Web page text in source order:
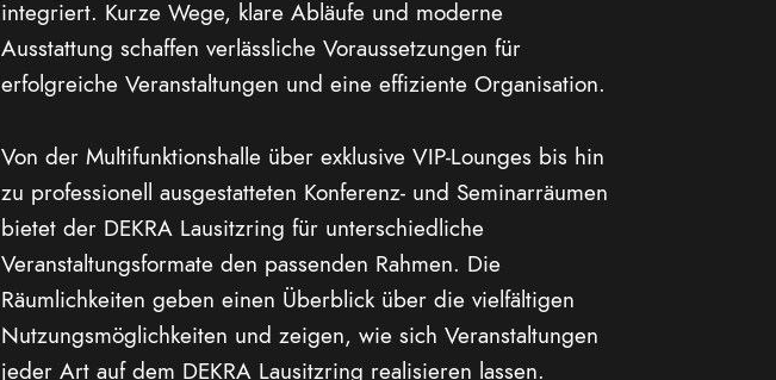
integriert. Kurze Wege, klare Abläufe und moderne
Ausstattung schaffen verlässliche Voraussetzungen für
erfolgreiche Veranstaltungen und eine effiziente Organisation.
Von der Multifunktionshalle über exklusive VIP-Lounges bis hin
zu professionell ausgestatteten Konferenz- und Seminarräumen
bietet der DEKRA Lausitzring für unterschiedliche
Veranstaltungsformate den passenden Rahmen. Die
Räumlichkeiten geben einen Überblick über die vielfältigen
Nutzungsmöglichkeiten und zeigen, wie sich Veranstaltungen
jeder Art auf dem DEKRA Lausitzring realisieren lassen.